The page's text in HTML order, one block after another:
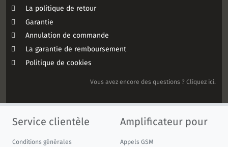
La politique de retour
Garantie
Annulation de commande
La garantie de remboursement
Politique de cookies
Vous avez encore des questions ? Cliquez ici.
Service clientèle
Conditions générales
Amplificateur pour
Appels GSM